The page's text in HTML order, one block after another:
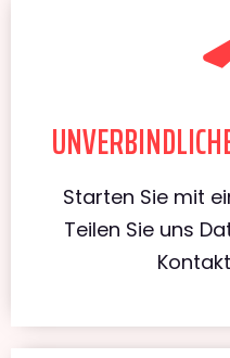
Starten Sie mit
Teilen Sie uns